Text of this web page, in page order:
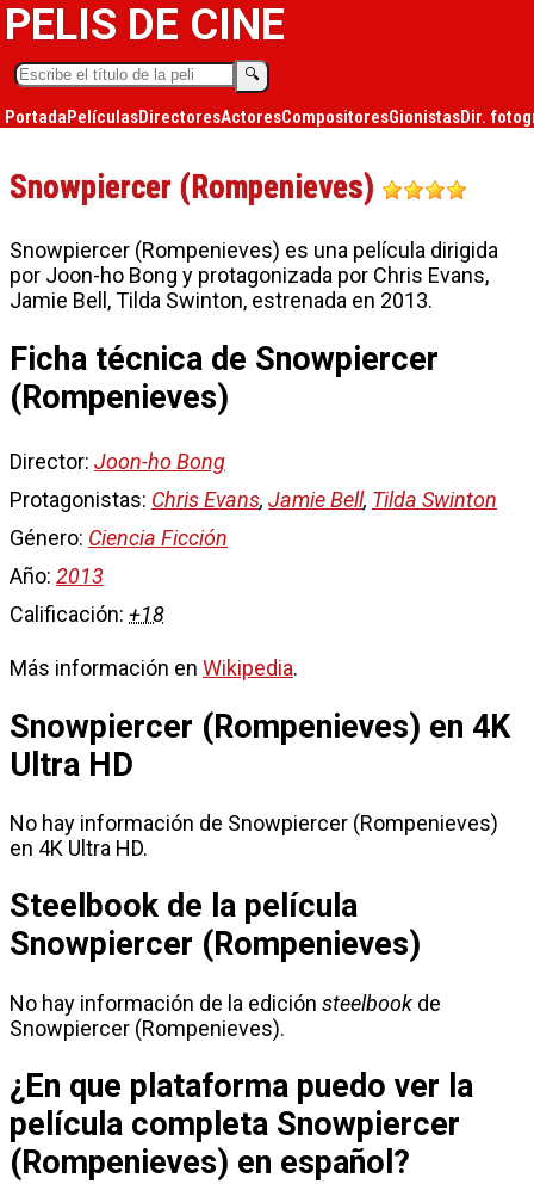
PELIS DE CINE
🔍︎
PortadaPelículasDirectoresActoresCompositoresGionistasDir.
Snowpiercer (Rompenieves)
Snowpiercer (Rompenieves) es una película dirigida
por Joon-ho Bong y protagonizada por Chris Evans,
Jamie Bell, Tilda Swinton, estrenada en 2013.
Ficha técnica de Snowpiercer
(Rompenieves)
Director: Joon-ho Bong
Protagonistas: Chris Evans, Jamie Bell, Tilda Swinton
Género: Ciencia Ficción
Año: 2013
Calificación: +18
Más información en Wikipedia.
Snowpiercer (Rompenieves) en 4K
Ultra HD
No hay información de Snowpiercer (Rompenieves)
en 4K Ultra HD.
Steelbook de la película
Snowpiercer (Rompenieves)
No hay información de la edición steelbook de
Snowpiercer (Rompenieves).
¿En que plataforma puedo ver la
película completa Snowpiercer
(Rompenieves) en español?